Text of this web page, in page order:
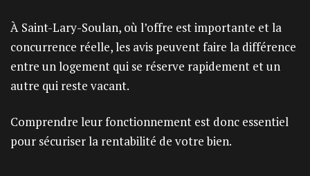
À Saint-Lary-Soulan, où l’offre est importante et la
concurrence réelle, les avis peuvent faire la différence
entre un logement qui se réserve rapidement et un
autre qui reste vacant.
Comprendre leur fonctionnement est donc essentiel
pour sécuriser la rentabilité de votre bien.